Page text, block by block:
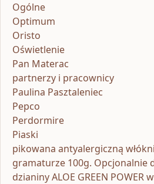
Ogólne
Optimum
Oristo
Oświetlenie
Pan Materac
partnerzy i pracownicy
Paulina Pasztaleniec
Pepco
Perdormire
Piaski
pikowana antyalergiczną
gramaturze 100g. Opcjonalnie
dzianiny ALOE GREEN POWER